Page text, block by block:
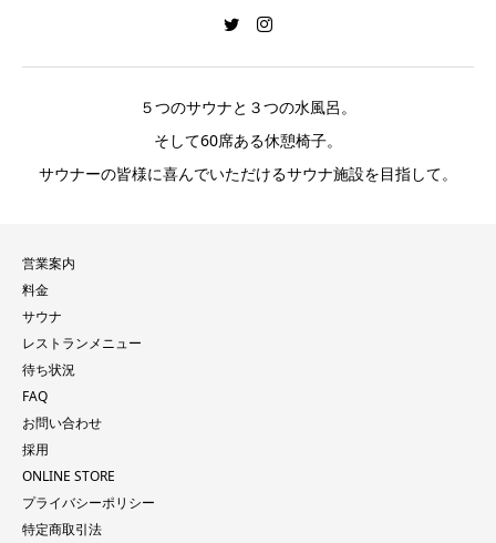
５つのサウナと３つの水風呂。
そして60席ある休憩椅子。
サウナーの皆様に喜んでいただけるサウナ施設を目指して。
営業案内
料金
サウナ
レストランメニュー
待ち状況
FAQ
お問い合わせ
採用
ONLINE STORE
プライバシーポリシー
特定商取引法